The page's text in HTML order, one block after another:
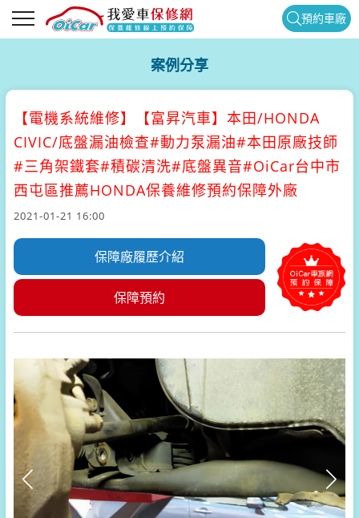
預約車廠
案例分享
【電機系統維修】
【富昇汽車】本田/HONDA
CIVIC/底盤漏油檢查#動力泵漏油#本田原廠技師
#三角架鐵套#積碳清洗#底盤異音#OiCar台中市
西屯區推薦HONDA保養維修預約保障外廠
2021-01-21 16:00
保障廠履歷介紹
保障預約